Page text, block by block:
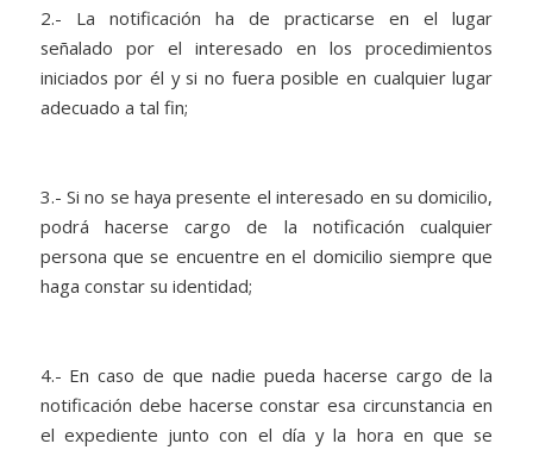
2.- La notificación ha de practicarse en el lugar
señalado por el interesado en los procedimientos
iniciados por él y si no fuera posible en cualquier lugar
adecuado a tal fin;
3.- Si no se haya presente el interesado en su domicilio,
podrá hacerse cargo de la notificación cualquier
persona que se encuentre en el domicilio siempre que
haga constar su identidad;
4.- En caso de que nadie pueda hacerse cargo de la
notificación debe hacerse constar esa circunstancia en
el expediente junto con el día y la hora en que se